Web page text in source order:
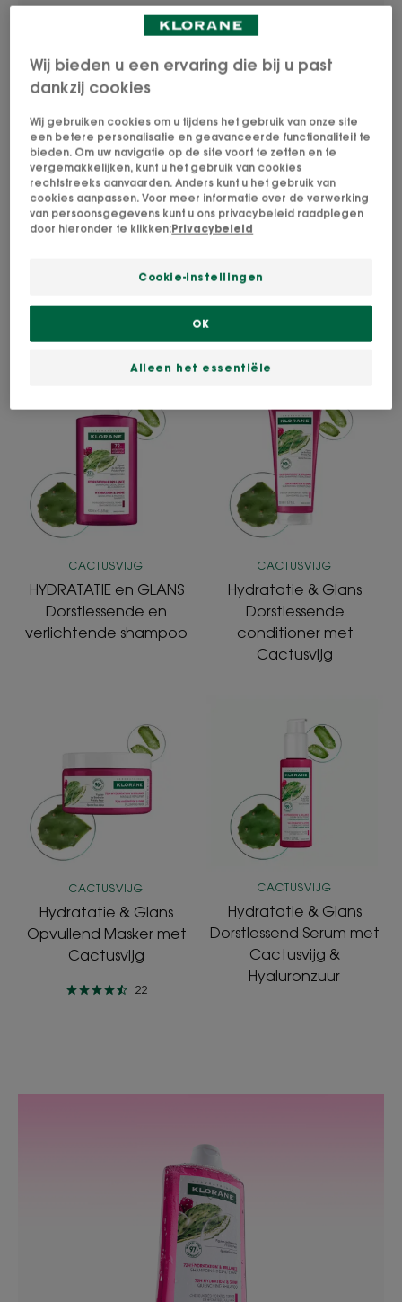
routine
Hydratation
Brillance
GLANS
Dorstlessende
en
verlichtende
shampoo
CACTUSVIJG
HYDRATATIE en GLANS
Dorstlessende en
verlichtende shampoo
Glans
Dorstlessende
conditioner
met
Cactusvijg
CACTUSVIJG
Hydratatie & Glans
Dorstlessende
conditioner met
Cactusvijg
Glans
Opvullend
Masker
met
CACTUSVIJG
Hydratatie & Glans
Opvullend Masker met
Cactusvijg
22
&
Glans
Dorstlessend
Serum
met
Cactusvijg
CACTUSVIJG
Hydratatie & Glans
Dorstlessend Serum met
Cactusvijg &
Hyaluronzuur
Wij bieden u een ervaring die bij u past
dankzij cookies
Wij gebruiken cookies om u tijdens het gebruik van onze site
een betere personalisatie en geavanceerde functionaliteit te
bieden. Om uw navigatie op de site voort te zetten en te
vergemakkelijken, kunt u het gebruik van cookies
rechtstreeks aanvaarden. Anders kunt u het gebruik van
cookies aanpassen. Voor meer informatie over de verwerking
van persoonsgegevens kunt u ons privacybeleid raadplegen
door hieronder te klikken:Privacybeleid
Cookie-instellingen
Alleen het essentiële
OK